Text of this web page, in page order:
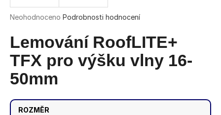
Průměrné
produktu
je
0,0
5
hvězdiček.
Neohodnoceno Podrobnosti hodnocení
Lemování RoofLITE+
TFX pro výšku vlny 16-
50mm
ROZMĚR
D
o
o
r
u
č
u
e